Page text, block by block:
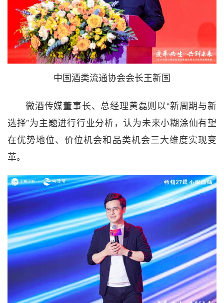
中国酒类流通协会会长王新国
微酒传媒董事长、总经理黄磊则以“新周期与新
选择”为主题进行行业分析，认为未来小糊涂仙有望
在优势地位、价位机会和品类机会三大维度实现变
革。